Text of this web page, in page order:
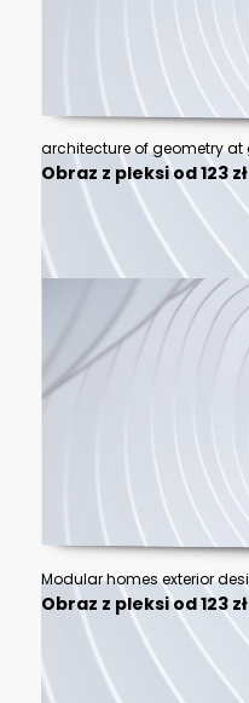
Obraz z pleksi od 123 zł
Obraz z pleksi od 123 zł